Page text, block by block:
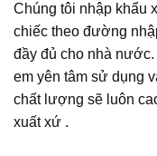
Chúng tôi nhập khẩu
chiếc theo đường
đầy đủ cho nhà
em yên tâm sử dụng
chất lượng sẽ luôn
xuất xứ .